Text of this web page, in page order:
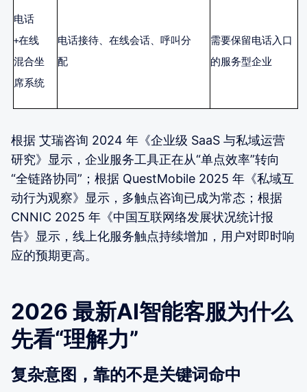
电话
+在线
混合坐
席系统
电话接待、在线会话、呼叫分
配
需要保留电话入口
的服务型企业
根据 艾瑞咨询 2024 年《企业级 SaaS 与私域运营
研究》显示，企业服务工具正在从“单点效率”转向
“全链路协同”；根据 QuestMobile 2025 年《私域互
动行为观察》显示，多触点咨询已成为常态；根据
CNNIC 2025 年《中国互联网络发展状况统计报
告》显示，线上化服务触点持续增加，用户对即时响
应的预期更高。
2026 最新AI智能客服为什么
先看“理解力”
复杂意图，靠的不是关键词命中